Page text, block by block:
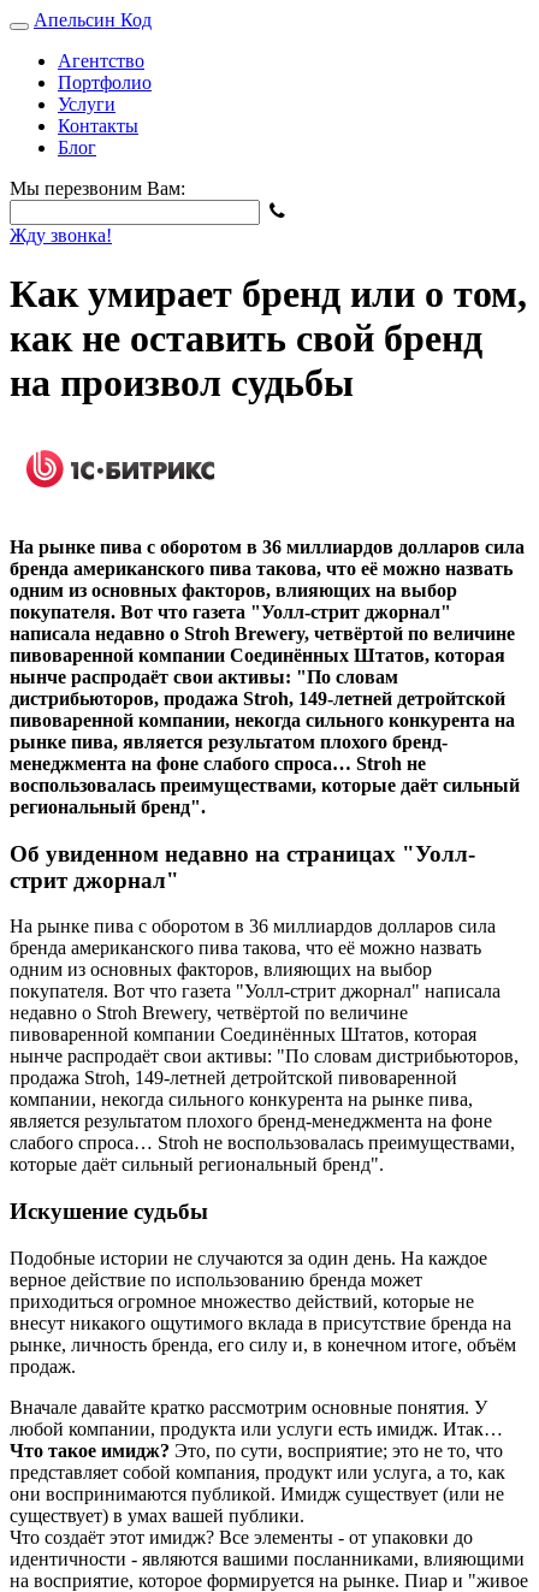
Апельсин Код
Агентство
Портфолио
Услуги
Контакты
Блог
Мы перезвоним Вам:
Жду звонка!
Как умирает бренд или о том,
как не оставить свой бренд
на произвол судьбы
На рынке пива с оборотом в 36 миллиардов долларов сила
бренда американского пива такова, что её можно назвать
одним из основных факторов, влияющих на выбор
покупателя. Вот что газета "Уолл-стрит джорнал"
написала недавно о Stroh Brewery, четвёртой по величине
пивоваренной компании Соединённых Штатов, которая
нынче распродаёт свои активы: "По словам
дистрибьюторов, продажа Stroh, 149-летней детройтской
пивоваренной компании, некогда сильного конкурента на
рынке пива, является результатом плохого бренд-
менеджмента на фоне слабого спроса… Stroh не
воспользовалась преимуществами, которые даёт сильный
региональный бренд".
Об увиденном недавно на страницах "Уолл-
стрит джорнал"
На рынке пива с оборотом в 36 миллиардов долларов сила
бренда американского пива такова, что её можно назвать
одним из основных факторов, влияющих на выбор
покупателя. Вот что газета "Уолл-стрит джорнал" написала
недавно о Stroh Brewery, четвёртой по величине
пивоваренной компании Соединённых Штатов, которая
нынче распродаёт свои активы: "По словам дистрибьюторов,
продажа Stroh, 149-летней детройтской пивоваренной
компании, некогда сильного конкурента на рынке пива,
является результатом плохого бренд-менеджмента на фоне
слабого спроса… Stroh не воспользовалась преимуществами,
которые даёт сильный региональный бренд".
Искушение судьбы
Подобные истории не случаются за один день. На каждое
верное действие по использованию бренда может
приходиться огромное множество действий, которые не
внесут никакого ощутимого вклада в присутствие бренда на
рынке, личность бренда, его силу и, в конечном итоге, объём
продаж.
Вначале давайте кратко рассмотрим основные понятия. У
любой компании, продукта или услуги есть имидж. Итак…
Что такое имидж? Это, по сути, восприятие; это не то, что
представляет собой компания, продукт или услуга, а то, как
они воспринимаются публикой. Имидж существует (или не
существует) в умах вашей публики.
Что создаёт этот имидж? Все элементы - от упаковки до
идентичности - являются вашими посланниками, влияющими
на восприятие, которое формируется на рынке. Пиар и "живое